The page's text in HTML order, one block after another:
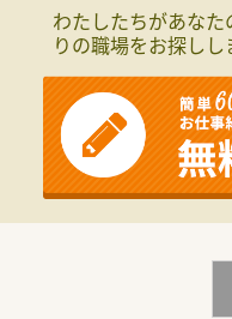
■常勤の方を中心に店
育て世代の方含め幅
≪薬局について≫
東北地方に13店舗展
社です。
こちらの店舗は、設
20年弱、患者様とし
れます。
指導に取組める環境
わたしたちがあな
りの職場をお探しし